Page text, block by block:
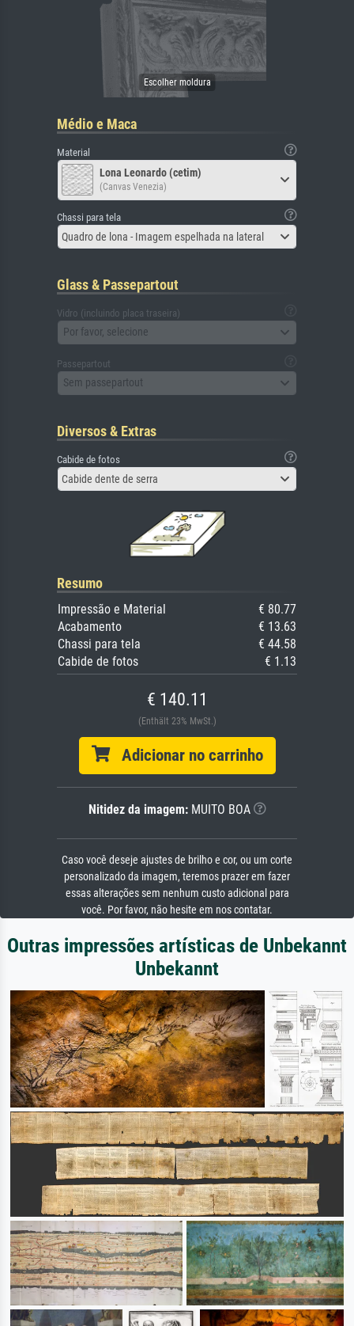
Médio e Maca
Material
Lona Leonardo (cetim)
(Canvas Venezia)
Chassi para tela
Quadro de lona - Imagem espelhada na lateral
Glass & Passepartout
Vidro (incluindo placa traseira)
Por favor, selecione
Passepartout
Sem passepartout
Diversos & Extras
Cabide de fotos
Cabide dente de serra
Resumo
Impressão e Material
€ 80.77
Acabamento
€ 13.63
Chassi para tela
€ 44.58
Cabide de fotos
€ 1.13
€ 140.11
(Enthält 23% MwSt.)
Adicionar no carrinho
Nitidez da imagem:MUITO BOA
Caso você deseje ajustes de brilho e cor, ou um corte
personalizado da imagem, teremos prazer em fazer
essas alterações sem nenhum custo adicional para
você. Por favor, não hesite em nos contatar.
Outras impressões artísticas de Unbekannt
Unbekannt